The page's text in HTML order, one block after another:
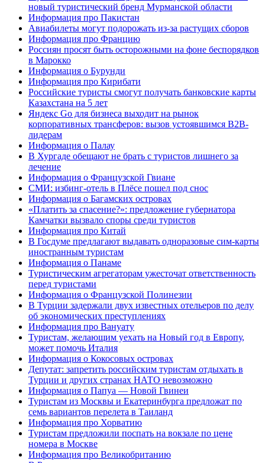
новый туристический бренд Мурманской области
Информация про Пакистан
Авиабилеты могут подорожать из-за растущих сборов
Информация про Францию
Россиян просят быть осторожными на фоне беспорядков
в Марокко
Информация о Бурунди
Информация про Кирибати
Российские туристы смогут получать банковские карты
Казахстана на 5 лет
Яндекс Go для бизнеса выходит на рынок
корпоративных трансферов: вызов устоявшимся B2B-
лидерам
Информация о Палау
В Хургаде обещают не брать с туристов лишнего за
лечение
Информация о Французской Гвиане
СМИ: избинг-отель в Плёсе пошел под снос
Информация о Багамских островах
«Платить за спасение?»: предложение губернатора
Камчатки вызвало споры среди туристов
Информация про Китай
В Госдуме предлагают выдавать одноразовые сим-карты
иностранным туристам
Информация о Панаме
Туристическим агрегаторам ужесточат ответственность
перед туристами
Информация о Французской Полинезии
В Турции задержали двух известных отельеров по делу
об экономических преступлениях
Информация про Вануату
Туристам, желающим уехать на Новый год в Европу,
может помочь Италия
Информация о Кокосовых островах
Депутат: запретить российским туристам отдыхать в
Турции и других странах НАТО невозможно
Информация о Папуа — Новой Гвинеи
Туристам из Москвы и Екатеринбурга предложат по
семь вариантов перелета в Таиланд
Информация про Хорватию
Туристам предложили поспать на вокзале по цене
номера в Москве
Информация про Великобританию